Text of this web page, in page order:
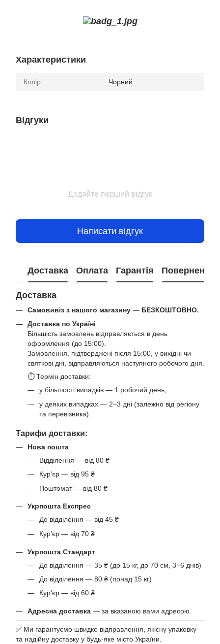
Характеристики
Колір Чорний
Відгуки
Додайте перший відгук
Написати відгук
Доставка Оплата Гарантія Повернення
Доставка
Самовивіз з нашого магазину — БЕЗКОШТОВНО.
Доставка по Україні
Більшість замовлень відправляється в день
оформлення (до 15:00).
Замовлення, підтверджені після 15:00, у вихідні чи
святкові дні, відправляються наступного робочого дня.
⏱ Термін доставки:
у більшості випадків — 1 робочий день;
у деяких випадках — 2–3 дні (залежно від регіону
та перевізника).
Тарифи доставки:
Нова пошта
Відділення — від 80 ₴
Кур’єр — від 95 ₴
Поштомат — від 80 ₴
Укрпошта Експрес
До відділення — від 45 ₴
Кур’єр — від 70 ₴
Укрпошта Стандарт
До відділення — 35 ₴ (до 15 кг, до 70 см, 3–6 днів)
До відділення — 80 ₴ (понад 15 кг)
Кур’єр — від 60 ₴
Адресна доставка — за вказаною вами адресою.
✅ Ми гарантуємо швидке відправлення, якісну упаковку
та надійну доставку у будь-яке місто України.